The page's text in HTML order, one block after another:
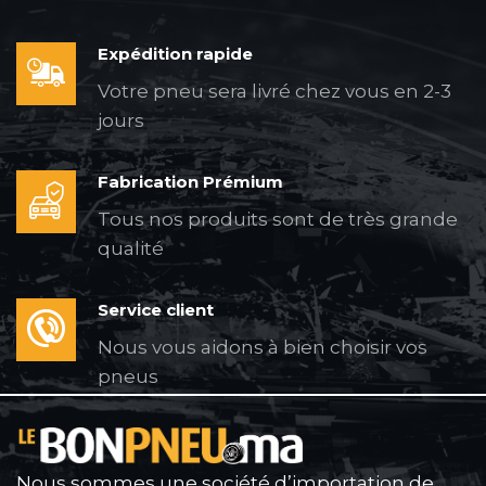
Expédition rapide
Votre pneu sera livré chez vous en 2-3
jours
Fabrication Prémium
Tous nos produits sont de très grande
qualité
Service client
Nous vous aidons à bien choisir vos
pneus